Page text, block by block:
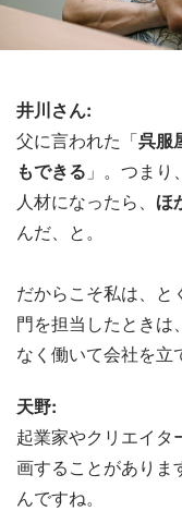
井川さん:
父に言われた「呉服
もできる 」。つま
人材になったら、 ほ
んだ、と。
だからこそ私は、と
門を担当したときは
なく働いて会社を立
天野:
起業家やクリエイタ
画することがありま
んですね。